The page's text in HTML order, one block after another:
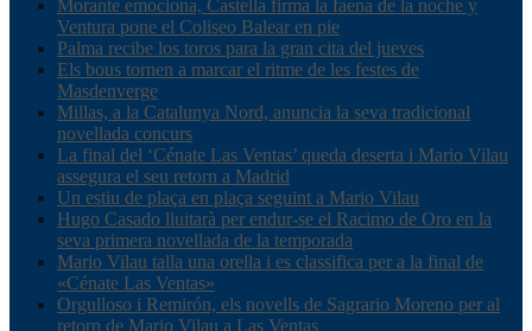
Morante emociona, Castella firma la faena de la noche y
Ventura pone el Coliseo Balear en pie
Palma recibe los toros para la gran cita del jueves
Els bous tornen a marcar el ritme de les festes de
Masdenverge
Millas, a la Catalunya Nord, anuncia la seva tradicional
novellada concurs
La final del ‘Cénate Las Ventas’ queda deserta i Mario Vilau
assegura el seu retorn a Madrid
Un estiu de plaça en plaça seguint a Mario Vilau
Hugo Casado lluitarà per endur-se el Racimo de Oro en la
seva primera novellada de la temporada
Mario Vilau talla una orella i es classifica per a la final de
«Cénate Las Ventas»
Orgulloso i Remirón, els novells de Sagrario Moreno per al
retorn de Mario Vilau a Las Ventas